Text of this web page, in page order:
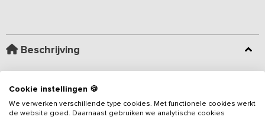
Beschrijving
loopafstand, is dit 13 tot 28-persoons
een ideale locatie gelegen! Breng gezellig een paar dagen met je
familie of vrienden in deze accommodatie door en geniet van de
Cookie instellingen 🍪
We verwerken verschillende type cookies. Met functionele cookies werkt
de website goed. Daarnaast gebruiken we analytische cookies